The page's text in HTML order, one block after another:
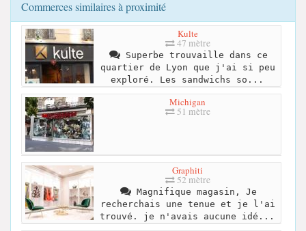
Commerces similaires à proximité
Kulte
47 mètre
Superbe trouvaille dans ce
quartier de Lyon que j'ai si peu
exploré. Les sandwichs so...
Michigan
51 mètre
Graphiti
52 mètre
Magnifique magasin, Je
recherchais une tenue et je l'ai
trouvé. je n'avais aucune idé...